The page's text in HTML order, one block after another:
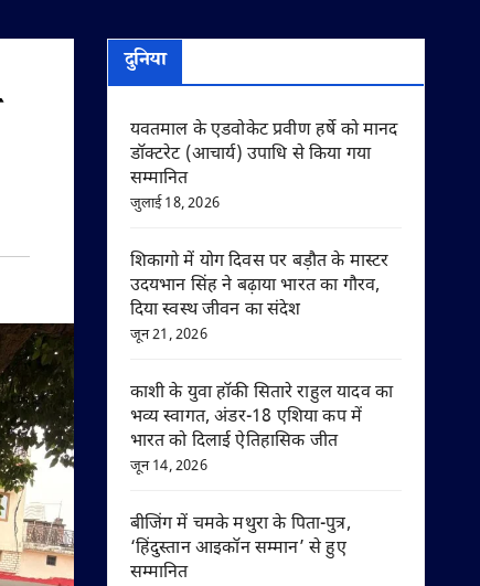
दुनिया
यवतमाल के एडवोकेट प्रवीण हर्षे को मानद
डॉक्टरेट (आचार्य) उपाधि से किया गया
सम्मानित
जुलाई 18, 2026
शिकागो में योग दिवस पर बड़ौत के मास्टर
उदयभान सिंह ने बढ़ाया भारत का गौरव,
दिया स्वस्थ जीवन का संदेश
जून 21, 2026
काशी के युवा हॉकी सितारे राहुल यादव का
भव्य स्वागत, अंडर-18 एशिया कप में
भारत को दिलाई ऐतिहासिक जीत
जून 14, 2026
बीजिंग में चमके मथुरा के पिता-पुत्र,
‘हिंदुस्तान आइकॉन सम्मान’ से हुए
सम्मानित